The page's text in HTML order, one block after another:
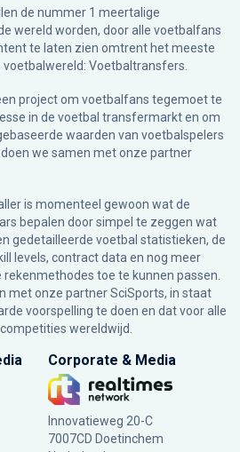
de nummer 1 meertalige
wereld worden, door alle voetbalfans
te laten zien omtrent het meeste
Voetbaltransfers.
project om voetbalfans tegemoet te
in de voetbal transfermarkt en om
waarden van voetbalspelers
we samen met onze partner
is momenteel gewoon wat de
bepalen door simpel te zeggen wat
gedetailleerde voetbal statistieken, de
levels, contract data en nog meer
toe te kunnen passen.
met onze partner SciSports, in staat
voorspelling te doen en dat voor alle
wereldwijd.
Corporate & Media
Innovatieweg 20-C
7007CD Doetinchem